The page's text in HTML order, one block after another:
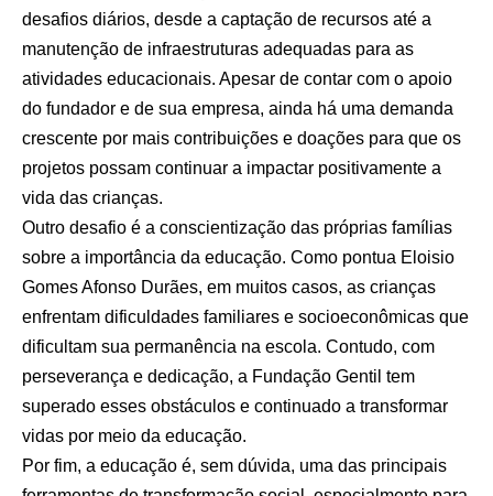
desafios diários, desde a captação de recursos até a
manutenção de infraestruturas adequadas para as
atividades educacionais. Apesar de contar com o apoio
do fundador e de sua empresa, ainda há uma demanda
crescente por mais contribuições e doações para que os
projetos possam continuar a impactar positivamente a
vida das crianças.
Outro desafio é a conscientização das próprias famílias
sobre a importância da educação. Como pontua Eloisio
Gomes Afonso Durães, em muitos casos, as crianças
enfrentam dificuldades familiares e socioeconômicas que
dificultam sua permanência na escola. Contudo, com
perseverança e dedicação, a Fundação Gentil tem
superado esses obstáculos e continuado a transformar
vidas por meio da educação.
Por fim, a educação é, sem dúvida, uma das principais